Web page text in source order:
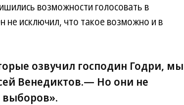
возможности голосовать в
не исключил, что такое возможно и в
озвучил господин Годри, мы
Венедиктов.— Но они не
выборов».